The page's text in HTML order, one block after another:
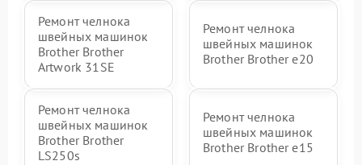
Ремонт челнока
швейных машинок
Brother Brother
Artwork 31SE
Ремонт челнока
швейных машинок
Brother Brother e20
Ремонт челнока
швейных машинок
Brother Brother
LS250s
Ремонт челнока
швейных машинок
Brother Brother e15